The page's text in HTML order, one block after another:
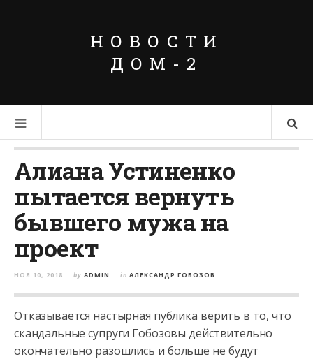
НОВОСТИ
ДОМ-2
Алиана Устиненко
пытается вернуть
бывшего мужа на
проект
НОЯ 10, 2018 by ADMIN in АЛЕКСАНДР ГОБОЗОВ
Отказывается настырная публика верить в то, что
скандальные супруги Гобозовы действительно
окончательно разошлись и больше не будут